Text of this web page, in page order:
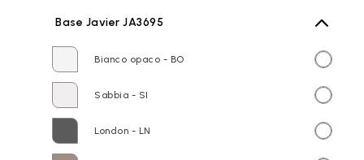
Base Javier JA3695
Bianco opaco - BO
Sabbia - SI
London - LN